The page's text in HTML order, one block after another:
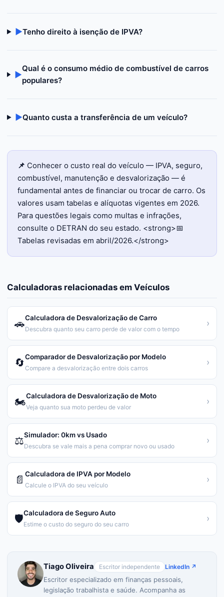
▶Tenho direito à isenção de IPVA?
▶
Qual é o consumo médio de combustível de carros
populares?
▶Quanto custa a transferência de um veículo?
📌 Conhecer o custo real do veículo — IPVA, seguro,
combustível, manutenção e desvalorização — é
fundamental antes de financiar ou trocar de carro. Os
valores usam tabelas e alíquotas vigentes em 2026.
Para questões legais como multas e infrações,
consulte o DETRAN do seu estado. <strong>📅
Tabelas revisadas em abril/2026.</strong>
Calculadoras relacionadas em Veículos
🚗Calculadora de Desvalorização de Carro
Descubra quanto seu carro perde de valor com o tempo
›
🔄Comparador de Desvalorização por Modelo
Compare a desvalorização entre dois carros
›
🏍️Calculadora de Desvalorização de Moto
Veja quanto sua moto perdeu de valor
›
⚖️Simulador: 0km vs Usado
Descubra se vale mais a pena comprar novo ou usado
›
📄 Calculadora de IPVA por Modelo
Calcule o IPVA do seu veículo
›
🛡️Calculadora de Seguro Auto
Estime o custo do seguro do seu carro
›
Tiago Oliveira Escritor independente LinkedIn ↗
Escritor especializado em finanças pessoais,
legislação trabalhista e saúde. Acompanha as